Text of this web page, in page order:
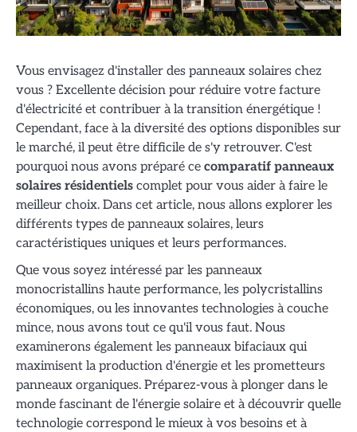
Vous envisagez d'installer des panneaux solaires chez
vous ? Excellente décision pour réduire votre facture
d'électricité et contribuer à la transition énergétique !
Cependant, face à la diversité des options disponibles sur
le marché, il peut être difficile de s'y retrouver. C'est
pourquoi nous avons préparé ce comparatif panneaux
solaires résidentiels complet pour vous aider à faire le
meilleur choix. Dans cet article, nous allons explorer les
différents types de panneaux solaires, leurs
caractéristiques uniques et leurs performances.
Que vous soyez intéressé par les panneaux
monocristallins haute performance, les polycristallins
économiques, ou les innovantes technologies à couche
mince, nous avons tout ce qu'il vous faut. Nous
examinerons également les panneaux bifaciaux qui
maximisent la production d'énergie et les prometteurs
panneaux organiques. Préparez-vous à plonger dans le
monde fascinant de l'énergie solaire et à découvrir quelle
technologie correspond le mieux à vos besoins et à